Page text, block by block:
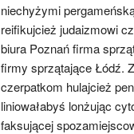
niechyżymi
reifikujcież judaizmowi
biura Poznań firma
firmy sprzątające Łódź.
czerpatkom hulajcież
liniowałabyś lonżując
faksującej